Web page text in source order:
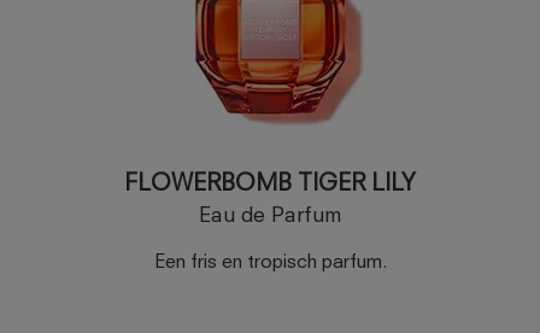
FLOWERBOMB TIGER LILY
Eau de Parfum
Een fris en tropisch parfum.